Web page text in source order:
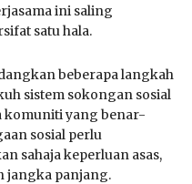
ini saling
satu hala.
beberapa langkah
sistem sokongan sosial
komuniti yang benar-
sosial perlu
sahaja keperluan asas,
jangka panjang.